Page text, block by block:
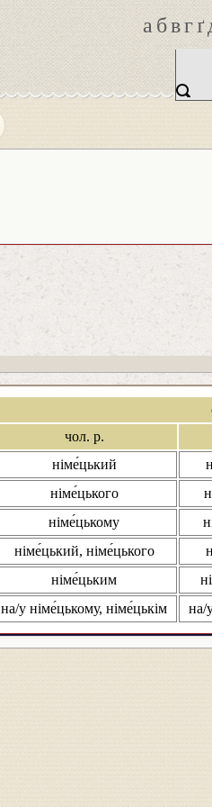
абвгґ
чол. р.
німе́цький
німе́цького
німе́цькому
німе́цький, німе́цького
німе́цьким
на/у німе́цькому, німе́цькім на/